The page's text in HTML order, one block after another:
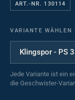
ART.-NR. 130114
VARIANTE WÄHLEN
Jede Variante ist ein
die Geschwister-